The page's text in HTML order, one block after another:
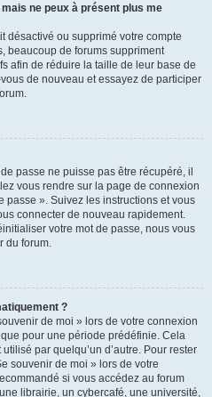
ne peux à présent plus me
désactivé ou supprimé votre compte
beaucoup de forums suppriment
afin de réduire la taille de leur base de
de nouveau et essayez de participer
passe ne puisse pas être récupéré, il
vous rendre sur la page de connexion
passe ». Suivez les instructions et vous
connecter de nouveau rapidement.
votre mot de passe, nous vous
du forum.
?
de moi » lors de votre connexion
pour une période prédéfinie. Cela
par quelqu’un d’autre. Pour rester
souvenir de moi » lors de votre
si vous accédez au forum
librairie, un cybercafé, une université,